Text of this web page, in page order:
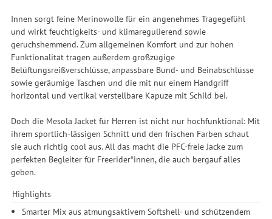
Innen sorgt feine Merinowolle für ein angenehmes Tragegefühl
und wirkt feuchtigkeits- und klimaregulierend sowie
geruchshemmend. Zum allgemeinen Komfort und zur hohen
Funktionalität tragen außerdem großzügige
Belüftungsreißverschlüsse, anpassbare Bund- und Beinabschlüsse
sowie geräumige Taschen und die mit nur einem Handgriff
horizontal und vertikal verstellbare Kapuze mit Schild bei.
Doch die Mesola Jacket für Herren ist nicht nur hochfunktional: Mit
ihrem sportlich-lässigen Schnitt und den frischen Farben schaut
sie auch richtig cool aus. All das macht die PFC-freie Jacke zum
perfekten Begleiter für Freerider*innen, die auch bergauf alles
geben.
Highlights
Smarter Mix aus atmungsaktivem Softshell- und schützendem